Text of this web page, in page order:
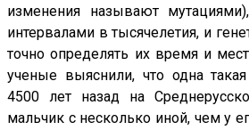
изменения называют
интервалами в тысячелетия, и
точно определять их время и
ученые выяснили, что одна
4500 лет назад на
мальчик с несколько иной, чем у